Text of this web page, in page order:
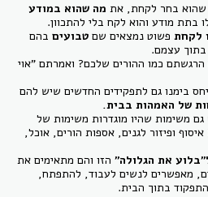
בחר לקחת, את מה שהוא במודע
בתת מודע והוא לקח בלי להתכוון.
לקחת פשוט נמצאים שם טבועים בהם
עצמם.
כמו ההורים שלכם? ואמרתם "אוי
בימנו גם לתפקידים החדשים שיש להם
של האמהות בבית.
משימות שהיו מוגדרות משימות של
ופיזור לגנים, אספות הורים, אוכל,
את הגלולה" הזו והם מתאימים את
מאפשרים לנשים לעבוד, להתפתח,
בתוך הבית.